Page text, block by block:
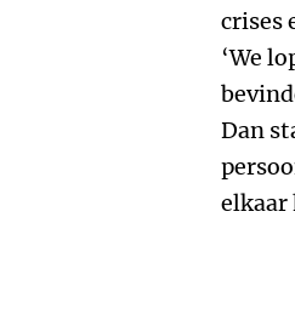
crises
‘We
Dan
elkaar